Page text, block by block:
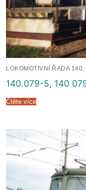
LOKOMOTIVNÍ ŘADA
140.079-5, 140
Čtěte více